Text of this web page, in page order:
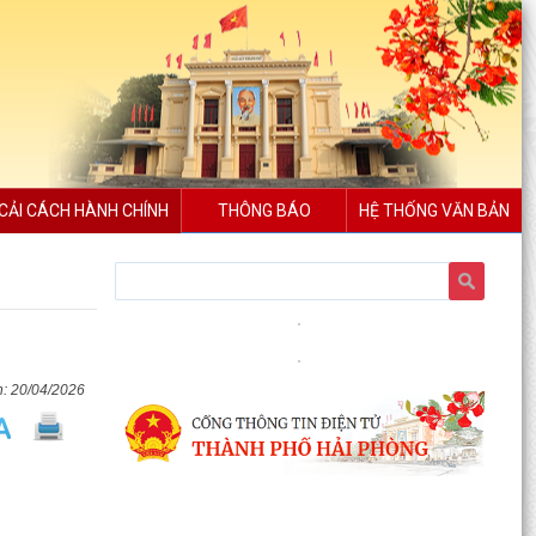
CÁCH HÀNH CHÍNH THÔNG BÁO HỆ THỐNG VĂN BẢN
20/04/2026
Xã Bình Giang tổ chức Hội nghị giao ban Bí thư
chi bộ các thôn trên địa bàn xã
Về việc công khai danh mục thủ tục hành chính
được sửa đổi, bổ sung, thay thế, bị bãi bỏ